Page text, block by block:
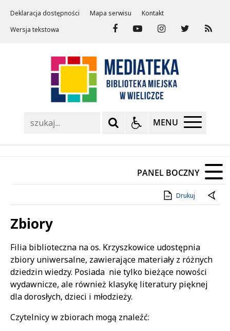
Deklaracja dostępności Mapa serwisu
Kontakt
Wersja tekstowa
MENU
PANEL BOCZNY
Drukuj
Zbiory
Treść
Filia biblioteczna na os. Krzyszkowice udostępnia
zbiory uniwersalne, zawierające materiały z różnych
dziedzin wiedzy. Posiada nie tylko bieżące nowości
wydawnicze, ale również klasykę literatury pięknej
dla dorosłych, dzieci i młodzieży.
Czytelnicy w zbiorach mogą znaleźć: